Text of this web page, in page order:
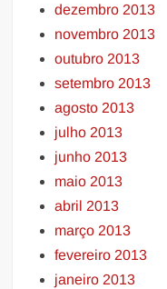
dezembro 2013
novembro 2013
outubro 2013
setembro 2013
agosto 2013
julho 2013
junho 2013
maio 2013
abril 2013
março 2013
fevereiro 2013
janeiro 2013